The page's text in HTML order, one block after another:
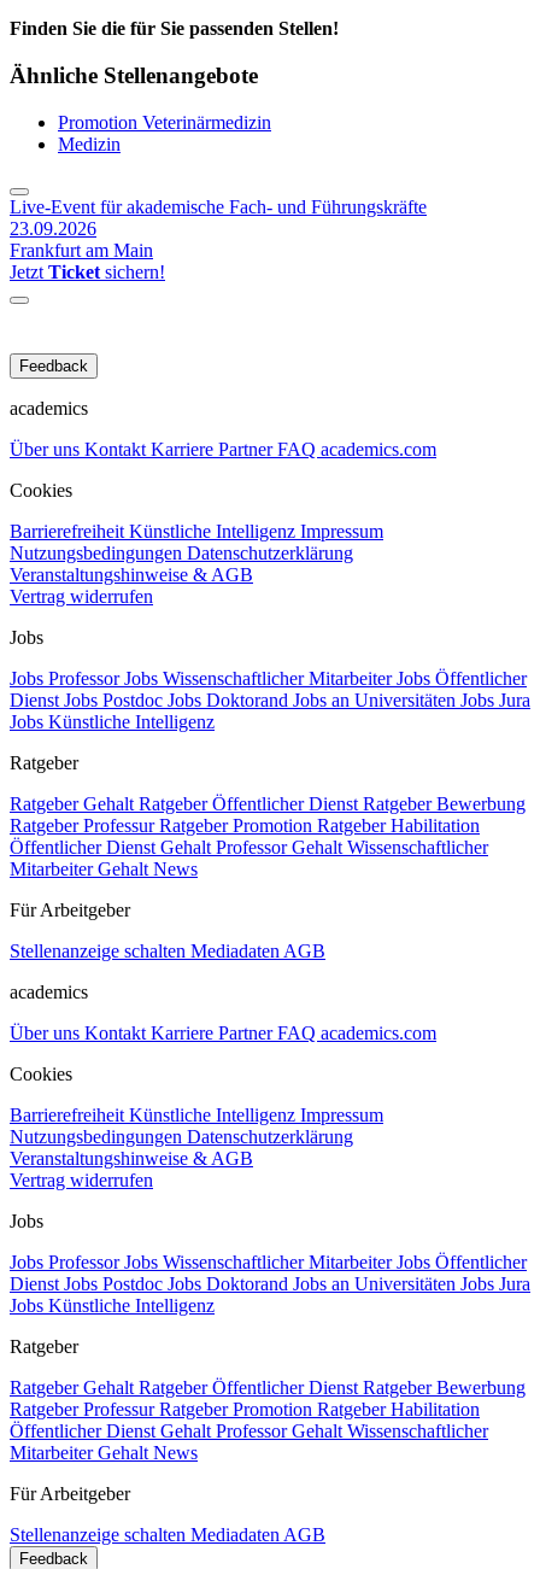
Finden Sie die für Sie passenden Stellen!
Ähnliche Stellenangebote
Promotion Veterinärmedizin
Medizin
Live-Event für akademische Fach- und Führungskräfte
23.09.2026
Frankfurt am Main
Jetzt Ticket sichern!
Feedback
academics
Über uns Kontakt Karriere PartnerFAQ academics.com
Cookies
Barrierefreiheit Künstliche Intelligenz Impressum
Nutzungsbedingungen Datenschutzerklärung
Veranstaltungshinweise & AGB
Vertrag widerrufen
Jobs
Jobs ProfessorJobs Wissenschaftlicher MitarbeiterJobs Öffentlicher
Dienst Jobs Postdoc Jobs Doktorand Jobs an Universitäten Jobs Jura
Jobs Künstliche Intelligenz
Ratgeber
Ratgeber Gehalt Ratgeber Öffentlicher Dienst Ratgeber Bewerbung
Ratgeber ProfessurRatgeber Promotion Ratgeber Habilitation
Öffentlicher Dienst Gehalt Professor Gehalt Wissenschaftlicher
Mitarbeiter Gehalt News
Für Arbeitgeber
Stellenanzeige schalten Mediadaten AGB
academics
Über uns Kontakt Karriere PartnerFAQ academics.com
Cookies
Barrierefreiheit Künstliche Intelligenz Impressum
Nutzungsbedingungen Datenschutzerklärung
Veranstaltungshinweise & AGB
Vertrag widerrufen
Jobs
Jobs ProfessorJobs Wissenschaftlicher MitarbeiterJobs Öffentlicher
Dienst Jobs Postdoc Jobs Doktorand Jobs an Universitäten Jobs Jura
Jobs Künstliche Intelligenz
Ratgeber
Ratgeber Gehalt Ratgeber Öffentlicher Dienst Ratgeber Bewerbung
Ratgeber ProfessurRatgeber Promotion Ratgeber Habilitation
Öffentlicher Dienst Gehalt Professor Gehalt Wissenschaftlicher
Mitarbeiter Gehalt News
Für Arbeitgeber
Stellenanzeige schalten Mediadaten AGB
Feedback